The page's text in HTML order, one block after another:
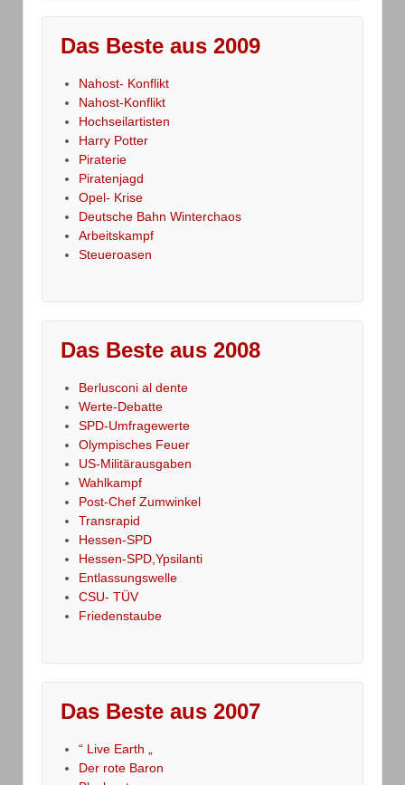
Das Beste aus 2009
Nahost- Konflikt
Nahost-Konflikt
Hochseilartisten
Harry Potter
Piraterie
Piratenjagd
Opel- Krise
Deutsche Bahn Winterchaos
Arbeitskampf
Steueroasen
Das Beste aus 2008
Berlusconi al dente
Werte-Debatte
SPD-Umfragewerte
Olympisches Feuer
US-Militärausgaben
Wahlkampf
Post-Chef Zumwinkel
Transrapid
Hessen-SPD
Hessen-SPD,Ypsilanti
Entlassungswelle
CSU- TÜV
Friedenstaube
Das Beste aus 2007
“ Live Earth „
Der rote Baron